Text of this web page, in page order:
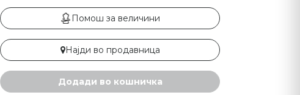
Помош за величини
Најди во продавница
Додади во кошничка